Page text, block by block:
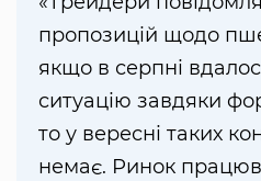
пропозицій щодо
якщо в серпні
ситуацію завдяки
то у вересні таких
немає. Ринок